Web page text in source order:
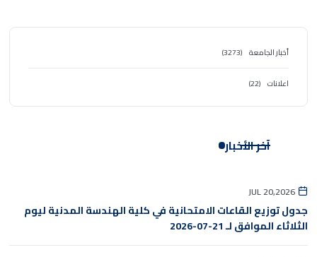
أخبار الجامعة (3273)
اعلانات (22)
آخر الأخبار
JUL 20,2026
جدول توزيع القاعات الامتحانية في كلية الهندسة المدنية ليوم
الثلاثاء الموافق لـ 21-07-2026